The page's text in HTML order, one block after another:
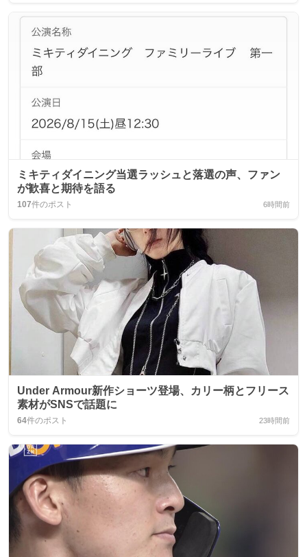
ミキティダイニング当選ラッシュと落選の声、ファン
が歓喜と期待を語る
107件のポスト 6時間前
Under Armour新作ショーツ登場、カリー柄とフリース
素材がSNSで話題に
64件のポスト 23時間前